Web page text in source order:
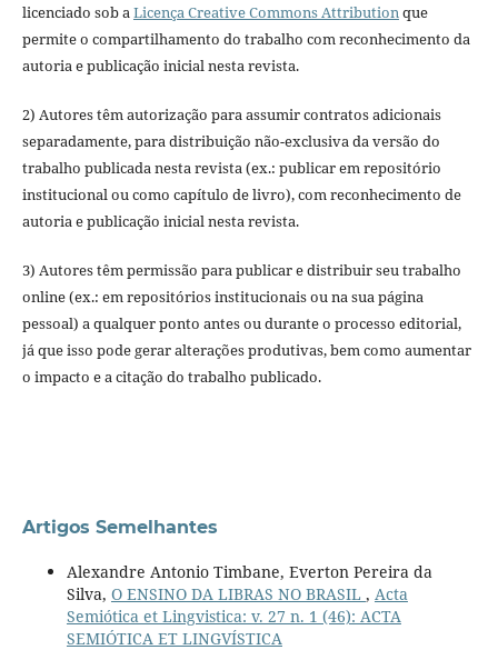
licenciado sob aLicença Creative Commons Attributionque
permite o compartilhamento do trabalho com reconhecimento da
autoria e publicação inicial nesta revista.
2) Autores têm autorização para assumir contratos adicionais
separadamente, para distribuição não-exclusiva da versão do
trabalho publicada nesta revista (ex.: publicar em repositório
institucional ou como capítulo de livro), com reconhecimento de
autoria e publicação inicial nesta revista.
3) Autores têm permissão para publicar e distribuir seu trabalho
online (ex.: em repositórios institucionais ou na sua página
pessoal) a qualquer ponto antes ou durante o processo editorial,
já que isso pode gerar alterações produtivas, bem como aumentar
o impacto e a citação do trabalho publicado.
Artigos Semelhantes
Alexandre Antonio Timbane, Everton Pereira da
Silva, O ENSINO DA LIBRAS NO BRASIL , Acta
Semiótica et Lingvistica: v. 27 n. 1 (46): ACTA
SEMIÓTICA ET LINGVÍSTICA